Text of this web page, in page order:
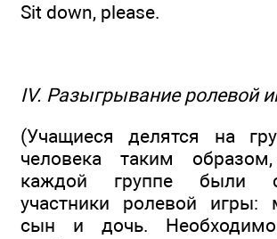
Sit down, please.
IV. Разыгрывание ролевой
(Учащиеся делятся на
человека таким
каждой группе были
участники ролевой игры:
сын и дочь. Необходимо